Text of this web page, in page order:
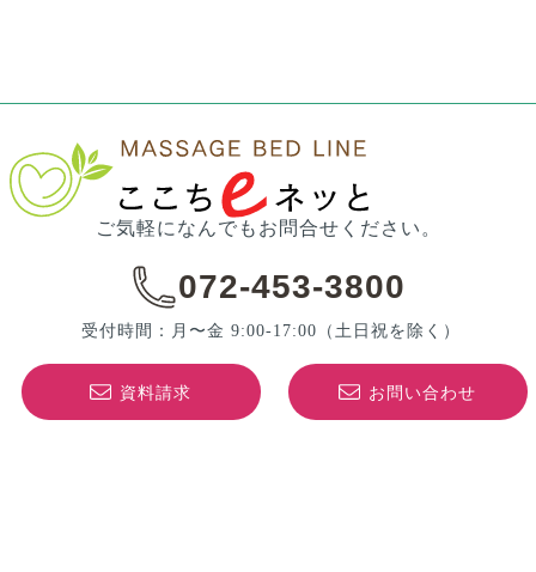
ご気軽になんでもお問合せください。
072-453-3800
受付時間：月〜金 9:00-17:00 （土日祝を除く）
資料請求 お問い合わせ